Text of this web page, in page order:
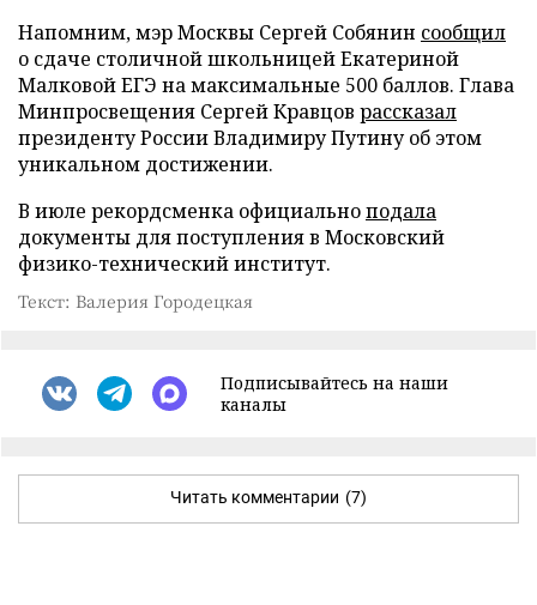
Напомним, мэр Москвы Сергей Собянин сообщил
о сдаче столичной школьницей Екатериной
Малковой ЕГЭ на максимальные 500 баллов. Глава
Минпросвещения Сергей Кравцов рассказал
президенту России Владимиру Путину об этом
уникальном достижении.
В июле рекордсменка официальноподала
документы для поступления в Московский
физико-технический институт.
Текст: Валерия Городецкая
Подписывайтесь на наши
каналы
Читать комментарии (7)